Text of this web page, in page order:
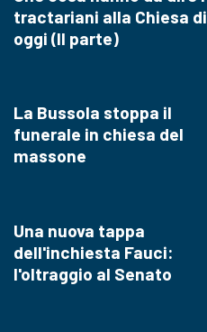
tractariani alla Chiesa di
oggi (II parte)
La Bussola stoppa il
funerale in chiesa del
massone
Una nuova tappa
dell'inchiesta Fauci:
l'oltraggio al Senato